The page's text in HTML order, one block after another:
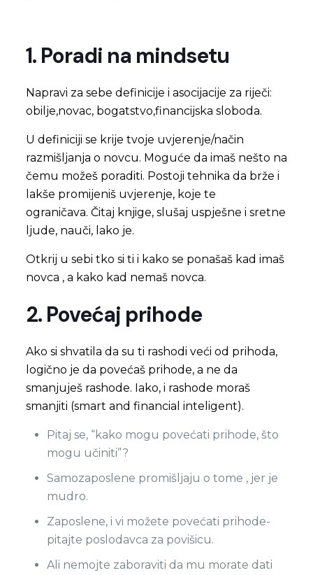
1. Poradi na mindsetu
Napravi za sebe definicije i asocijacije za riječi:
obilje,novac, bogatstvo,financijska sloboda.
U definiciji se krije tvoje uvjerenje/način
razmišljanja o novcu. Moguće da imaš nešto na
čemu možeš poraditi. Postoji tehnika da brže i
lakše promijeniš uvjerenje, koje te
ograničava. Čitaj knjige, slušaj uspješne i sretne
ljude, nauči, lako je.
Otkrij u sebi tko si ti i kako se ponašaš kad imaš
novca , a kako kad nemaš novca.
2. Povećaj prihode
Ako si shvatila da su ti rashodi veći od prihoda,
logično je da povećaš prihode, a ne da
smanjuješ rashode. Iako, i rashode moraš
smanjiti (smart and financial inteligent).
Pitaj se, “kako mogu povećati prihode, što
mogu učiniti”?
Samozaposlene promišljaju o tome , jer je
mudro.
Zaposlene, i vi možete povećati prihode-
pitajte poslodavca za povišicu.
Ali nemojte zaboraviti da mu morate dati